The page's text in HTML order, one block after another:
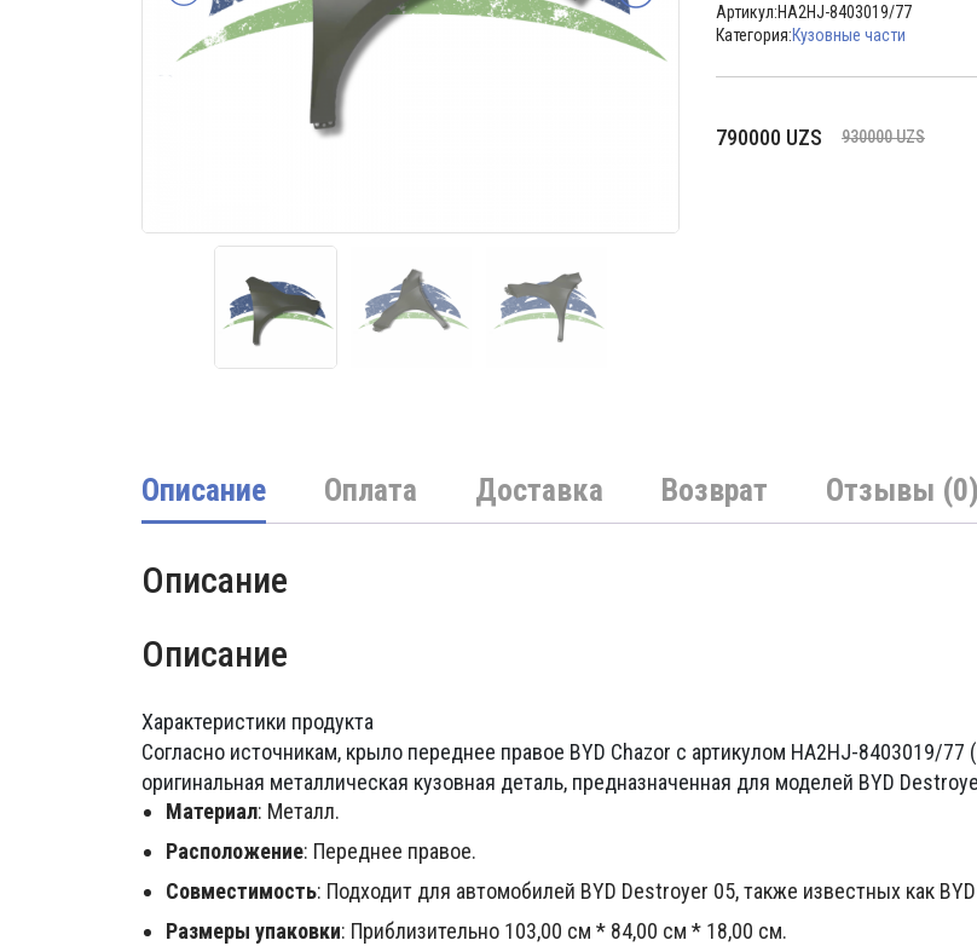
Артикул:HA2HJ-8403019/77
Категория:Кузовные части
930000UZS
Первоначальная
790000 UZS
Текущая
Описание Оплата Доставка Возврат Отзывы (0)
Описание
Описание
Характеристики продукта
Согласно источникам, крыло переднее правое BYD Chazor с артикулом HA2HJ-8403019/
оригинальная металлическая кузовная деталь, предназначенная для моделей BYD
Материал: Металл.
Расположение: Переднее правое.
Совместимость: Подходит для автомобилей BYD Destroyer 05, также известных как
Размеры упаковки: Приблизительно 103,00 см * 84,00 см * 18,00 см.